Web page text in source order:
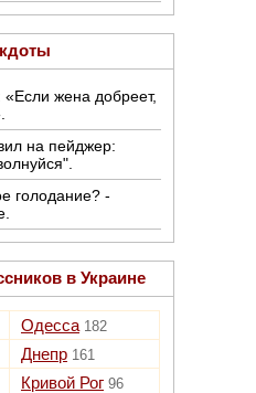
жена добреет,
на пейджеp:
голодание? -
в Украине
Одесса 182
Днепр 161
Кривой Рог 96